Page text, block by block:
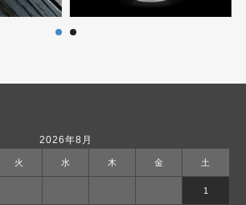
2026年8月
火 水 木 金 土
1